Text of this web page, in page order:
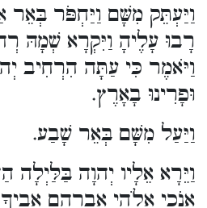
וַיַּעְתֵּק מִשָּׁם וַיַּחְפֹּר בְּאֵר
רָבוּ עָלֶיהָ וַיִּקְרָא שְׁמָהּ
וַיֹּאמֶר כִּי עַתָּה הִרְחִיב
וּפָרִינוּ בָאָרֶץ.
וַיַּעַל מִשָּׁם בְּאֵר שָׁבַע.
וַיֵּרָא אֵלָיו יְהוָה בַּלַּיְלָה
אָנֹכִי אֱלֹהֵי אַבְרָהָם